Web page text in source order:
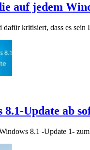
auf jedem
kritisiert, dass es sein
8.1-Update ab
8.1 -Update 1-